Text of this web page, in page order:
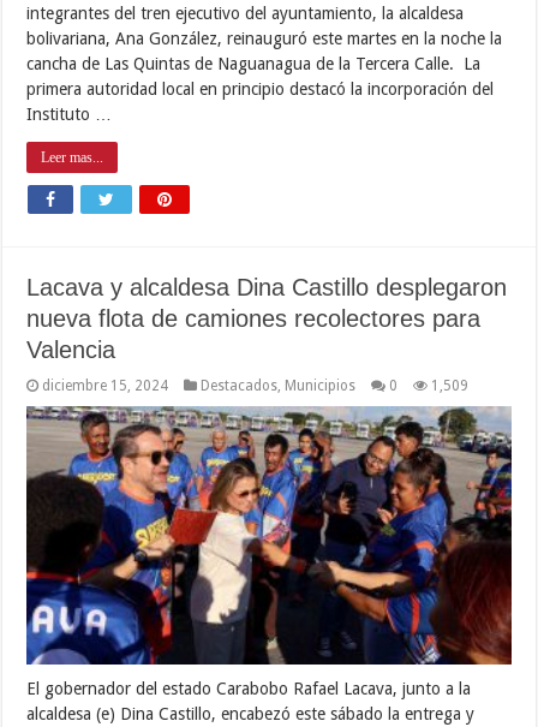
integrantes del tren ejecutivo del ayuntamiento, la alcaldesa
bolivariana, Ana González, reinauguró este martes en la noche la
cancha de Las Quintas de Naguanagua de la Tercera Calle. La
primera autoridad local en principio destacó la incorporación del
Instituto …
Leer mas...
Lacava y alcaldesa Dina Castillo desplegaron
nueva flota de camiones recolectores para
Valencia
diciembre 15, 2024 Destacados, Municipios 0 1,509
El gobernador del estado Carabobo Rafael Lacava, junto a la
alcaldesa (e) Dina Castillo, encabezó este sábado la entrega y